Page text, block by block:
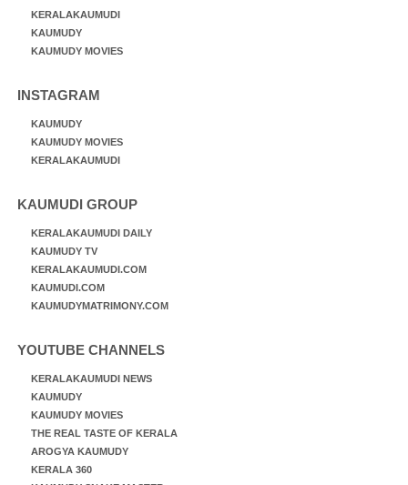
KERALAKAUMUDI
KAUMUDY
KAUMUDY MOVIES
INSTAGRAM
KAUMUDY
KAUMUDY MOVIES
KERALAKAUMUDI
KAUMUDI GROUP
KERALAKAUMUDI DAILY
KAUMUDY TV
KERALAKAUMUDI.COM
KAUMUDI.COM
KAUMUDYMATRIMONY.COM
YOUTUBE CHANNELS
KERALAKAUMUDI NEWS
KAUMUDY
KAUMUDY MOVIES
THE REAL TASTE OF KERALA
AROGYA KAUMUDY
KERALA 360